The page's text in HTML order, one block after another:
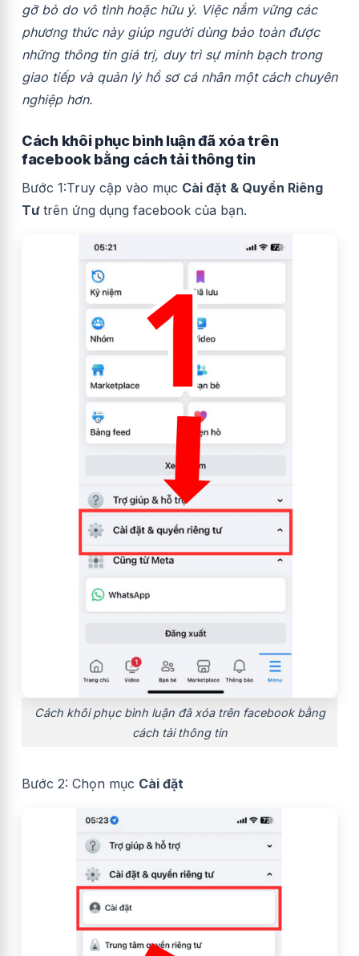
gỡ bỏ do vô tình hoặc hữu ý. Việc nắm vững các
phương thức này giúp người dùng bảo toàn được
những thông tin giá trị, duy trì sự minh bạch trong
giao tiếp và quản lý hồ sơ cá nhân một cách chuyên
nghiệp hơn.
Cách khôi phục bình luận đã xóa trên
facebook bằng cách tải thông tin
Bước 1:Truy cập vào mục Cài đặt & Quyền Riêng
Tư trên ứng dụng facebook của bạn.
Cách khôi phục bình luận đã xóa trên facebook bằng
cách tải thông tin
Bước 2: Chọn mục Cài đặt